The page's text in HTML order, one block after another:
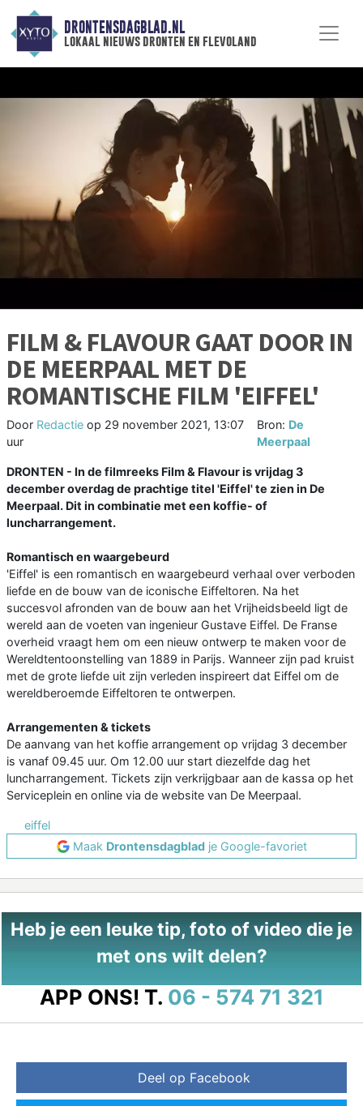
DRONTENSDAGBLAD.NL
lokaal nieuws dronten en flevoland
FILM & FLAVOUR GAAT DOOR IN
DE MEERPAAL MET DE
ROMANTISCHE FILM 'EIFFEL'
Door Redactie op 29 november 2021, 13:07
uur
Bron: De
Meerpaal
DRONTEN - In de filmreeks Film & Flavour is vrijdag 3
december overdag de prachtige titel 'Eiffel' te zien in De
Meerpaal. Dit in combinatie met een koffie- of
luncharrangement.
Romantisch en waargebeurd
'Eiffel' is een romantisch en waargebeurd verhaal over verboden
liefde en de bouw van de iconische Eiffeltoren. Na het
succesvol afronden van de bouw aan het Vrijheidsbeeld ligt de
wereld aan de voeten van ingenieur Gustave Eiffel. De Franse
overheid vraagt hem om een nieuw ontwerp te maken voor de
Wereldtentoonstelling van 1889 in Parijs. Wanneer zijn pad kruist
met de grote liefde uit zijn verleden inspireert dat Eiffel om de
wereldberoemde Eiffeltoren te ontwerpen.
Arrangementen & tickets
De aanvang van het koffie arrangement op vrijdag 3 december
is vanaf 09.45 uur. Om 12.00 uur start diezelfde dag het
luncharrangement. Tickets zijn verkrijgbaar aan de kassa op het
Serviceplein en online via de website van De Meerpaal.
eiffel
Maak Drontensdagbladje Google-favoriet
Heb je een leuke tip, foto of video die je
met ons wilt delen?
APP ONS! T. 06 - 574 71 321
Deel op Facebook